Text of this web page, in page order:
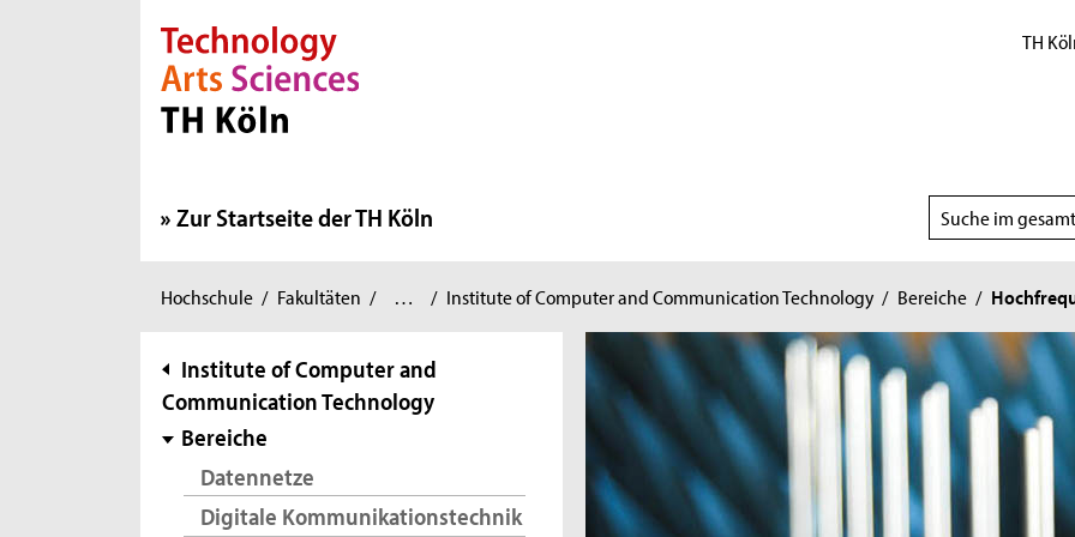
Direkt zur Hauptnavigation
Direkt zur Subnavigation
Direkt zum Inhalt
Direkt zum Fußbereich TH
Zur Startseite der TH Köln
Suchbereich
wählen
Sie
hier:
Hochschule / Fakultäten / … /
Informations-,
Elektrotechnik /
Institute / Institute of Computer and Communication Technology / Bereiche /
Subnavigation
Institute of Computer and
Communication Technology
Bereiche
Datennetze
Digitale Kommunikationstechnik